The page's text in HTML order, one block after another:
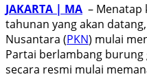
JAKARTA | MA – Menatap
tahunan yang akan
Nusantara (PKN) mulai
Partai berlambang
secara resmi mulai